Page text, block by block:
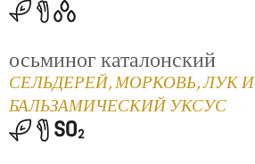
осьминог каталонский
СЕЛЬДЕРЕЙ, МОРКОВЬ, ЛУК И
БАЛЬЗАМИЧЕСКИЙ УКСУС